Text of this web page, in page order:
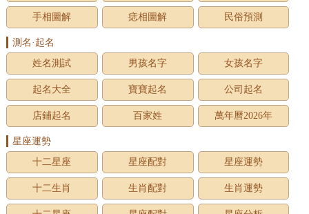
手相圖解 痣相圖解 民俗預測
測名·起名
姓名測試
男孩名字 女孩名字
起名大全 寶寶起名 公司起名
店鋪起名 百家姓 萬年曆2026年
星座運勢
十二星座
星座配對 星座運勢
十二生肖 生肖配對 生肖運勢